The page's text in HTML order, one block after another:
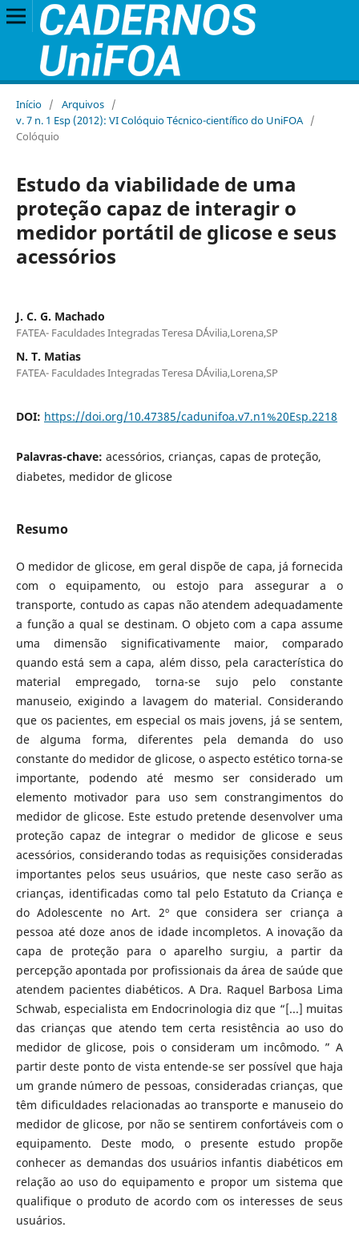
Início / Arquivos /
v. 7 n. 1 Esp (2012): VI Colóquio Técnico-científico do UniFOA /
Colóquio
Estudo da viabilidade de uma
proteção capaz de interagir o
medidor portátil de glicose e seus
acessórios
J. C. G. Machado
FATEA- Faculdades Integradas Teresa D´Ávilia,Lorena,SP
N. T. Matias
FATEA- Faculdades Integradas Teresa D´Ávilia,Lorena,SP
DOI: https://doi.org/10.47385/cadunifoa.v7.n1%20Esp.2218
Palavras-chave: acessórios, crianças, capas de proteção,
diabetes, medidor de glicose
Resumo
O medidor de glicose, em geral dispõe de capa, já fornecida
com o equipamento, ou estojo para assegurar a o
transporte, contudo as capas não atendem adequadamente
a função a qual se destinam. O objeto com a capa assume
uma dimensão significativamente maior, comparado
quando está sem a capa, além disso, pela característica do
material empregado, torna-se sujo pelo constante
manuseio, exigindo a lavagem do material. Considerando
que os pacientes, em especial os mais jovens, já se sentem,
de alguma forma, diferentes pela demanda do uso
constante do medidor de glicose, o aspecto estético torna-se
importante, podendo até mesmo ser considerado um
elemento motivador para uso sem constrangimentos do
medidor de glicose. Este estudo pretende desenvolver uma
proteção capaz de integrar o medidor de glicose e seus
acessórios, considerando todas as requisições consideradas
importantes pelos seus usuários, que neste caso serão as
crianças, identificadas como tal pelo Estatuto da Criança e
do Adolescente no Art. 2º que considera ser criança a
pessoa até doze anos de idade incompletos. A inovação da
capa de proteção para o aparelho surgiu, a partir da
percepção apontada por profissionais da área de saúde que
atendem pacientes diabéticos. A Dra. Raquel Barbosa Lima
Schwab, especialista em Endocrinologia diz que “[...] muitas
das crianças que atendo tem certa resistência ao uso do
medidor de glicose, pois o consideram um incômodo. ” A
partir deste ponto de vista entende-se ser possível que haja
um grande número de pessoas, consideradas crianças, que
têm dificuldades relacionadas ao transporte e manuseio do
medidor de glicose, por não se sentirem confortáveis com o
equipamento. Deste modo, o presente estudo propõe
conhecer as demandas dos usuários infantis diabéticos em
relação ao uso do equipamento e propor um sistema que
qualifique o produto de acordo com os interesses de seus
usuários.